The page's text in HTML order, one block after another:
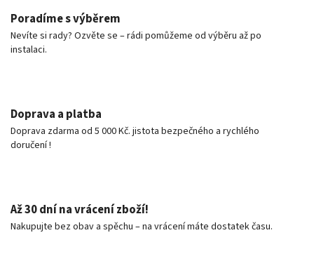
Poradíme s výběrem
Nevíte si rady? Ozvěte se – rádi pomůžeme od výběru až po
instalaci.
Doprava a platba
Doprava zdarma od 5 000 Kč. jistota bezpečného a rychlého
doručení !
Až 30 dní na vrácení zboží!
Nakupujte bez obav a spěchu – na vrácení máte dostatek času.